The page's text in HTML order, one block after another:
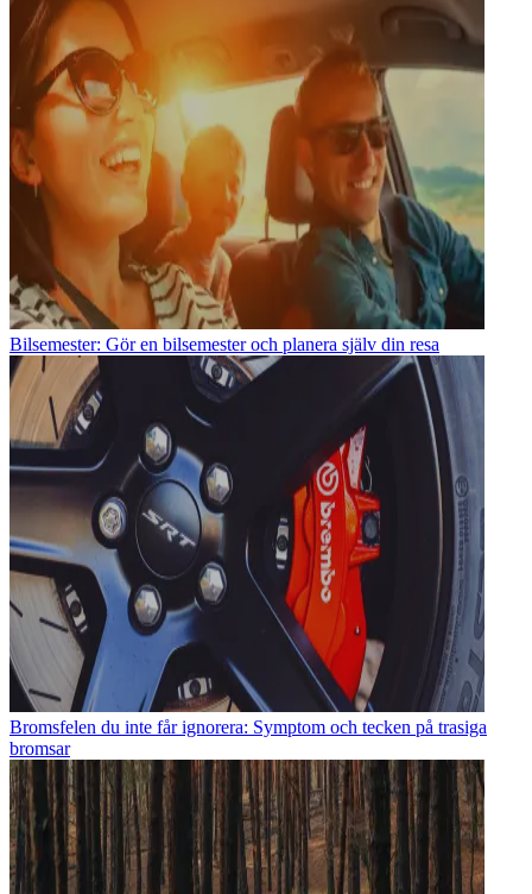
Bilsemester: Gör en bilsemester och planera själv din resa
Bromsfelen du inte får ignorera: Symptom och tecken på trasiga
bromsar